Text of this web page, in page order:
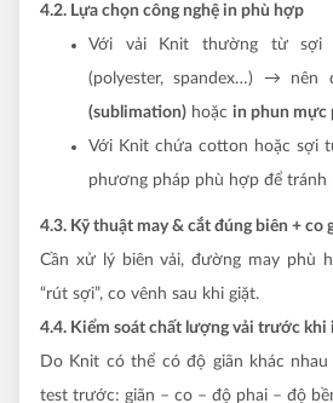
4.2. Lựa chọn công nghệ in phù hợp
Với vải Knit thường từ sợi
(polyester, spandex…) → nên
(sublimation) hoặc in phun mực
Với Knit chứa cotton hoặc sợi
phương pháp phù hợp để tránh
4.3. Kỹ thuật may & cắt đúng biên + co
Cần xử lý biên vải, đường may phù
“rút sợi”, co vênh sau khi giặt.
4.4. Kiểm soát chất lượng vải trước khi
Do Knit có thể có độ giãn khác
test trước: giãn – co – độ phai – độ